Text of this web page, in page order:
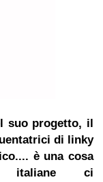
suo progetto, il
di linky
è una cosa
italiane ci